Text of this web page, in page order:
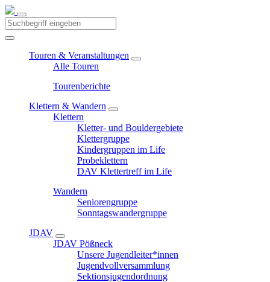
Touren & Veranstaltungen
Alle Touren
Tourenberichte
Klettern & Wandern
Klettern
Kletter- und Bouldergebiete
Klettergruppe
Kindergruppen im Life
Probeklettern
DAV Klettertreff im Life
Wandern
Seniorengruppe
Sonntagswandergruppe
JDAV
JDAV Pößneck
Unsere Jugendleiter*innen
Jugendvollversammlung
Sektionsjugendordnung